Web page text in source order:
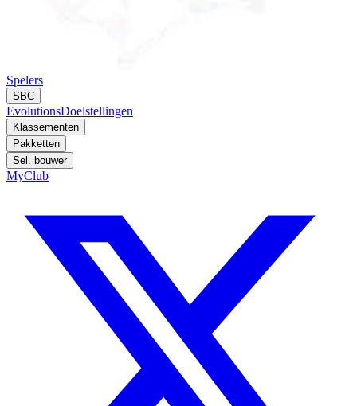
Spelers
SBC
EvolutionsDoelstellingen
Klassementen
Pakketten
Sel. bouwer
MyClub